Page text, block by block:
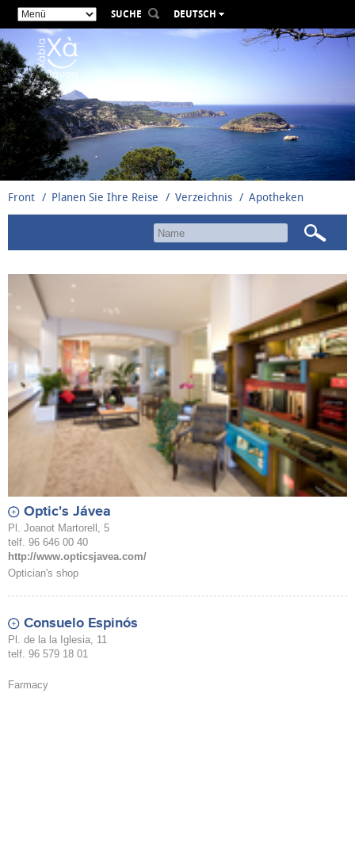
SUCHE
DEUTSCH
ESPAÑOL
FRANÇAIS
РУССКИЙ
Front Planen Sie Ihre Reise Verzeichnis Apotheken
Optic's Jávea
Pl. Joanot Martorell, 5
telf. 96 646 00 40
http://www.opticsjavea.com/
Optician's shop
Consuelo Espinós
Pl. de la la Iglesia, 11
telf. 96 579 18 01
Farmacy